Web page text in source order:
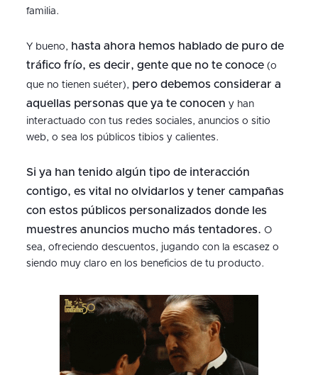
familia.
Y bueno, hasta ahora hemos hablado de puro de
tráfico frío, es decir, gente que no te conoce(o
que no tienen suéter), pero debemos considerar a
aquellas personas que ya te conocen y han
interactuado con tus redes sociales, anuncios o sitio
web, o sea los públicos tibios y calientes.
Si ya han tenido algún tipo de interacción
contigo, es vital no olvidarlos y tener campañas
con estos públicos personalizados donde les
muestres anuncios mucho más tentadores. O
sea, ofreciendo descuentos, jugando con la escasez o
siendo muy claro en los beneficios de tu producto.